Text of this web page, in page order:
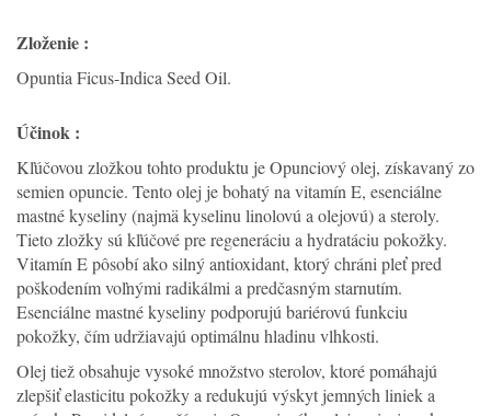
Zloženie :
Opuntia Ficus-Indica Seed Oil.
Účinok :
Kľúčovou zložkou tohto produktu je Opunciový olej, získavaný zo
semien opuncie. Tento olej je bohatý na vitamín E, esenciálne
mastné kyseliny (najmä kyselinu linolovú a olejovú) a steroly.
Tieto zložky sú kľúčové pre regeneráciu a hydratáciu pokožky.
Vitamín E pôsobí ako silný antioxidant, ktorý chráni pleť pred
poškodením voľnými radikálmi a predčasným starnutím.
Esenciálne mastné kyseliny podporujú bariérovú funkciu
pokožky, čím udržiavajú optimálnu hladinu vlhkosti.
Olej tiež obsahuje vysoké množstvo sterolov, ktoré pomáhajú
zlepšiť elasticitu pokožky a redukujú výskyt jemných liniek a